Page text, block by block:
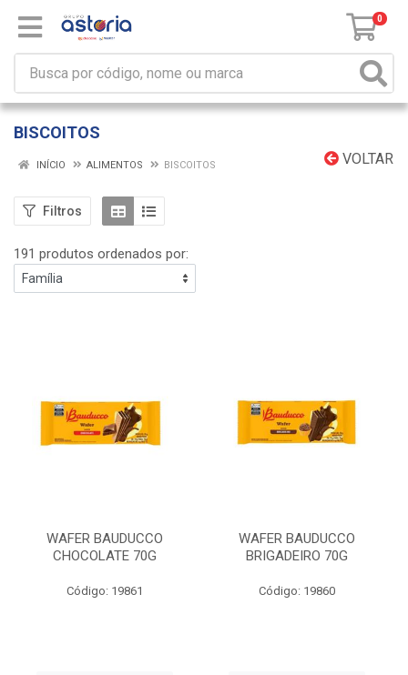
0
BISCOITOS
VOLTAR
INÍCIO ALIMENTOS BISCOITOS
Filtros
191 produtos ordenados por:
WAFER BAUDUCCO
CHOCOLATE 70G
Código: 19861
WAFER BAUDUCCO
BRIGADEIRO 70G
Código: 19860